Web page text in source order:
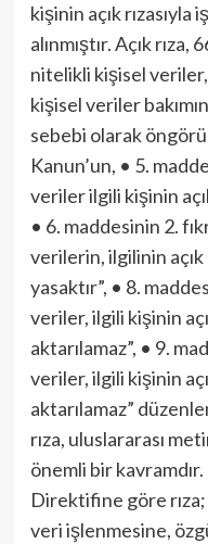
kişinin açık
alınmıştır. Açık rıza,
nitelikli kişisel
kişisel veriler
sebebi olarak
Kanun’un, • 5.
veriler ilgili kişinin
• 6. maddesinin 2.
verilerin, ilgilinin açık
yasaktır”, • 8.
veriler, ilgili kişinin
aktarılamaz”, • 9.
veriler, ilgili kişinin
aktarılamaz”
rıza, uluslararası
önemli bir
Direktifine göre
veri işlenmesine,